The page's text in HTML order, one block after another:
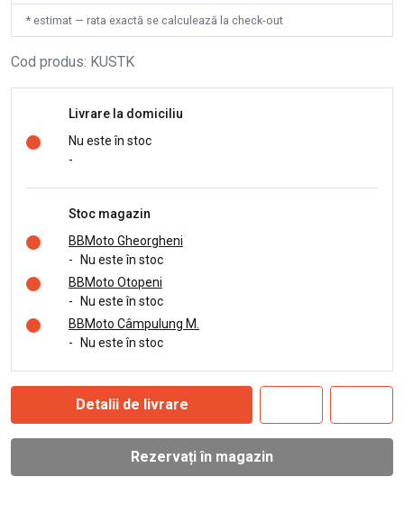
* estimat — rata exactă se calculează la check-out
Cod produs: KUSTK
Livrare la domiciliu
Nu este în stoc
-
Stoc magazin
BBMoto Gheorgheni
-
Nu este în stoc
BBMoto Otopeni
-
Nu este în stoc
BBMoto Câmpulung M.
-
Nu este în stoc
Detalii de livrare
Rezervați în magazin